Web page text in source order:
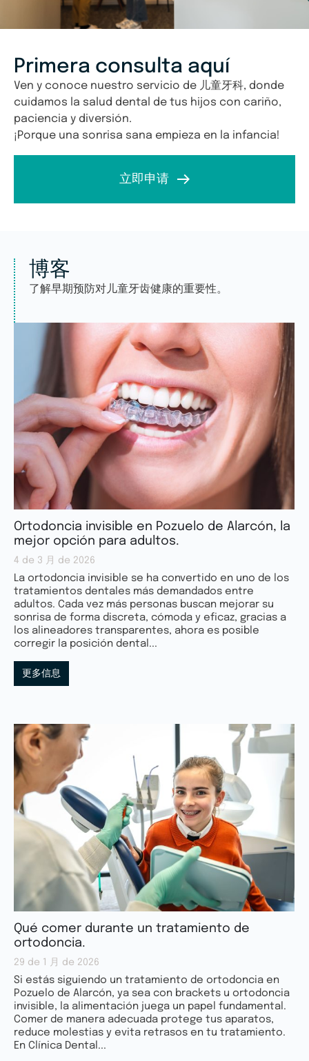
Primera consulta aquí
Ven y conoce nuestro servicio de 儿童牙科, donde
cuidamos la salud dental de tus hijos con cariño,
paciencia y diversión.
¡Porque una sonrisa sana empieza en la infancia!
立即申请
博客
了解早期预防对儿童牙齿健康的重要性。
Ortodoncia invisible en Pozuelo de Alarcón, la
mejor opción para adultos.
4 de 3 月 de 2026
La ortodoncia invisible se ha convertido en uno de los
tratamientos dentales más demandados entre
adultos. Cada vez más personas buscan mejorar su
sonrisa de forma discreta, cómoda y eficaz, gracias a
los alineadores transparentes, ahora es posible
corregir la posición dental...
更多信息
Qué comer durante un tratamiento de
ortodoncia.
29 de 1 月 de 2026
Si estás siguiendo un tratamiento de ortodoncia en
Pozuelo de Alarcón, ya sea con brackets u ortodoncia
invisible, la alimentación juega un papel fundamental.
Comer de manera adecuada protege tus aparatos,
reduce molestias y evita retrasos en tu tratamiento.
En Clínica Dental...